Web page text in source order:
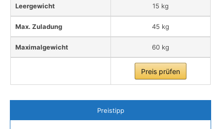
Leergewicht 15 kg
Max. Zuladung 45 kg
Maximalgewicht 60 kg
Preis prüfen
Preistipp